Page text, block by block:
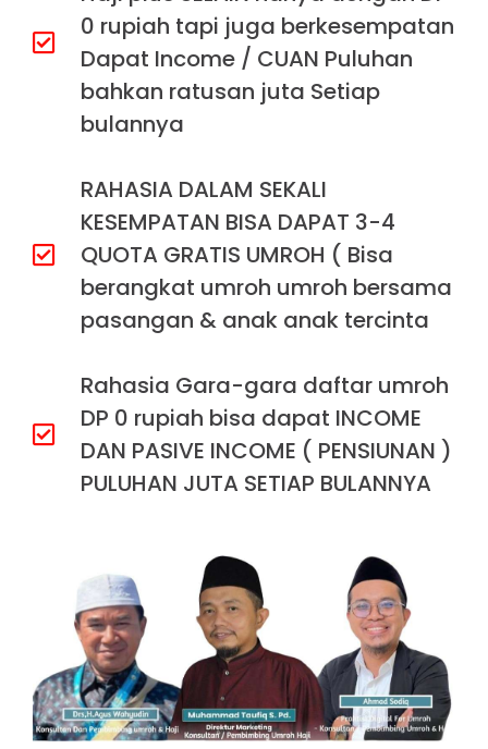
0 rupiah tapi juga berkesempatan
Dapat Income / CUAN Puluhan
bahkan ratusan juta Setiap
bulannya
RAHASIA DALAM SEKALI
KESEMPATAN BISA DAPAT 3-4
QUOTA GRATIS UMROH ( Bisa
berangkat umroh umroh bersama
pasangan & anak anak tercinta
Rahasia Gara-gara daftar umroh
DP 0 rupiah bisa dapat INCOME
DAN PASIVE INCOME ( PENSIUNAN )
PULUHAN JUTA SETIAP BULANNYA